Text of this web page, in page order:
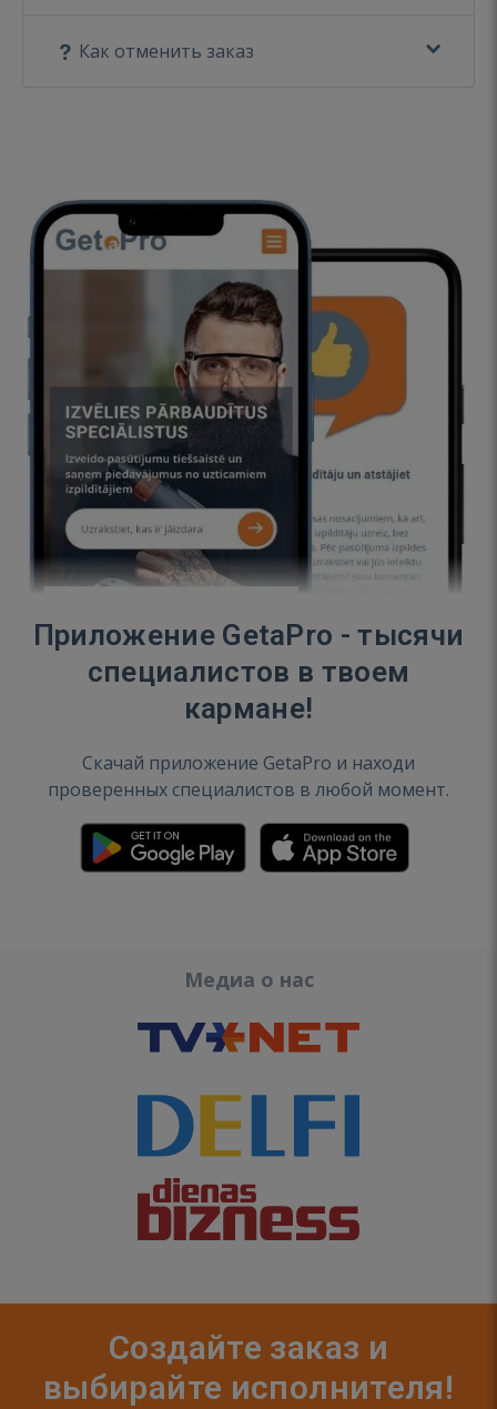
Как отменить заказ
Приложение GetaPro - тысячи
специалистов в твоем
кармане!
Скачай приложение GetaPro и находи
проверенных специалистов в любой момент.
Медиа о нас
Создайте заказ и
выбирайте исполнителя!